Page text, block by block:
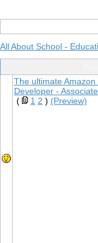
All About School -
The ultimate Amazon
Developer -
(
1 2 ) (Preview)